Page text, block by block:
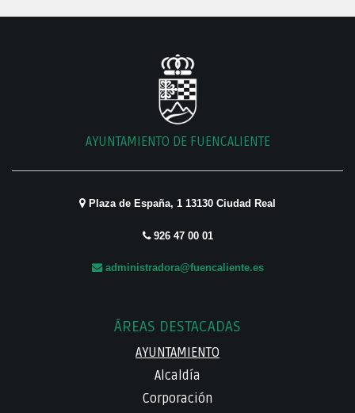
AYUNTAMIENTO DE FUENCALIENTE
Plaza de España, 1 13130 Ciudad Real
926 47 00 01
administradora@fuencaliente.es
ÁREAS DESTACADAS
AYUNTAMIENTO
Alcaldía
Corporación